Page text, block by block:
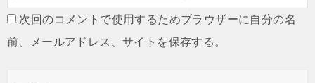
次回のコメントで使用するためブラウザーに自分の名
前、メールアドレス、サイトを保存する。